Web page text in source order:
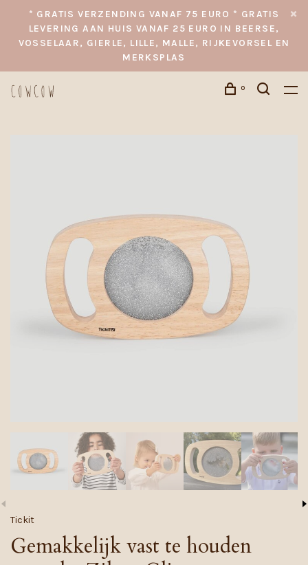
* GRATIS VERZENDING VANAF 75 EURO * GRATIS
LEVERING AAN HUIS VANAF 25 EURO IN BEERSE,
VOSSELAAR, GIERLE, LILLE, MALLE, RIJKEVORSEL EN
MERKSPLAS
0
Tickit
Gemakkelijk vast te houden